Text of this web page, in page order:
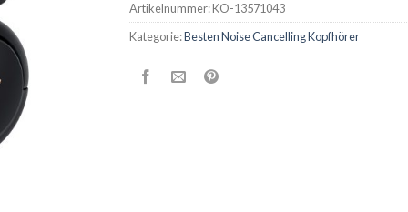
Artikelnummer:KO-13571043
Kategorie:Besten Noise Cancelling Kopfhörer